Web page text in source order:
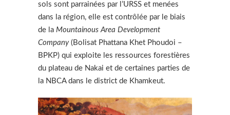
sols sont parrainées par l’URSS et menées
dans la région, elle est contrôlée par le biais
de la Mountainous Area Development
Company(Bolisat Phattana Khet Phoudoi –
BPKP) qui exploite les ressources forestières
du plateau de Nakai et de certaines parties de
la NBCA dans le district de Khamkeut.